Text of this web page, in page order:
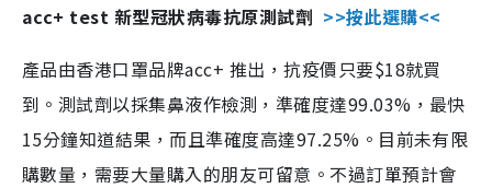
acc+ test 新型冠狀病毒抗原測試劑 >>按此選購<<
產品由香港口罩品牌acc+ 推出，抗疫價只要$18就買
到。測試劑以採集鼻液作檢測，準確度達99.03%，最快
15分鐘知道結果，而且準確度高達97.25%。目前未有限
購數量，需要大量購入的朋友可留意。不過訂單預計會